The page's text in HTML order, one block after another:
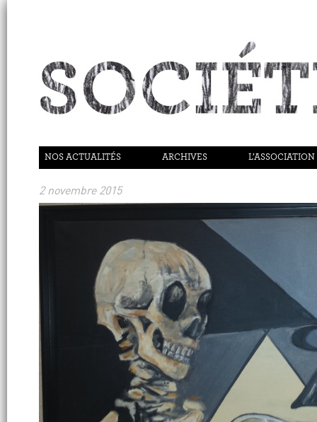
NOS ACTUALITÉS ARCHIVES L’ASSOCIATION
2 novembre 2015